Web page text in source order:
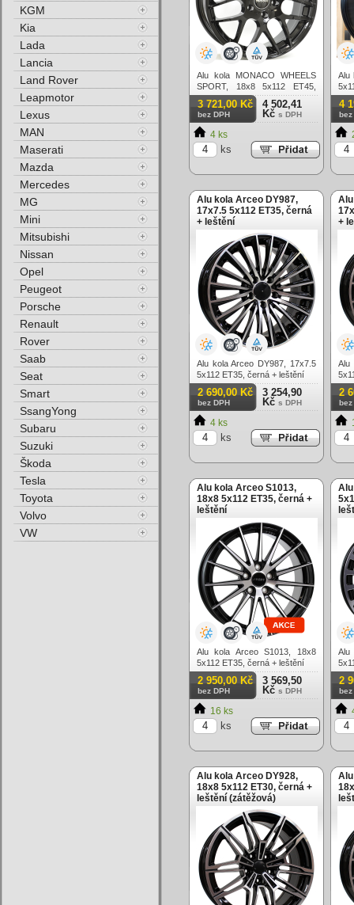
Alu kola MONACO WHEELS
SPORT, 18x8 5x112 ET45,
černá lesklá
3 721,00 Kč
bez DPH
4 502,41
Kč s DPH
4 ks
ks
Alu
4
bez
Alu kola Arceo DY987,
17x7.5 5x112 ET35, černá
+ leštění
Alu kola Arceo DY987, 17x7.5
5x112 ET35, černá + leštění
2 690,00 Kč
bez DPH
3 254,90
Kč s DPH
4 ks
ks
+
Alu
2
bez
Alu kola Arceo S1013,
18x8 5x112 ET35, černá +
leštění
Alu kola Arceo S1013, 18x8
5x112 ET35, černá + leštění
2 950,00 Kč
bez DPH
3 569,50
Kč s DPH
16 ks
ks
2
bez
Alu kola Arceo DY928,
18x8 5x112 ET30, černá +
leštění (zátěžová)
KGM
Kia
Lada
Lancia
Land Rover
Leapmotor
Lexus
MAN
Maserati
Mazda
Mercedes
MG
Mini
Mitsubishi
Nissan
Opel
Peugeot
Porsche
Renault
Rover
Saab
Seat
Smart
SsangYong
Subaru
Suzuki
Škoda
Tesla
Toyota
Volvo
VW